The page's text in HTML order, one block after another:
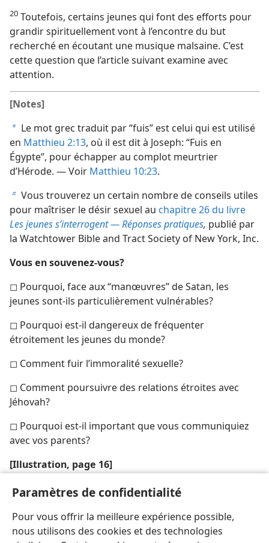
Paramètres de confidentialité
Pour vous offrir la meilleure expérience possible,
nous utilisons des cookies et des technologies
20 Toutefois, certains jeunes qui font des efforts pour
grandir spirituellement vont à l’encontre du but
recherché en écoutant une musique malsaine. C’est
cette question que l’article suivant examine avec
attention.
[Notes]
a Le mot grec traduit par “fuis” est celui qui est utilisé
en Matthieu 2:13, où il est dit à Joseph: “Fuis en
Égypte”, pour échapper au complot meurtrier
d’Hérode. — Voir Matthieu 10:23.
b Vous trouverez un certain nombre de conseils utiles
pour maîtriser le désir sexuel au chapitre 26 du livre
Les jeunes s’interrogent — Réponses pratiques, publié par
la Watchtower Bible and Tract Society of New York, Inc.
Vous en souvenez-​vous?
◻ Pourquoi, face aux “manœuvres” de Satan, les
jeunes sont-​ils particulièrement vulnérables?
◻ Pourquoi est-​il dangereux de fréquenter
étroitement les jeunes du monde?
◻ Comment fuir l’immoralité sexuelle?
◻ Comment poursuivre des relations étroites avec
Jéhovah?
◻ Pourquoi est-​il important que vous communiquiez
avec vos parents?
[Illustration, page 16]
Plutôt que de s’isoler, lors des fréquentations, il est
telles que le patinage.